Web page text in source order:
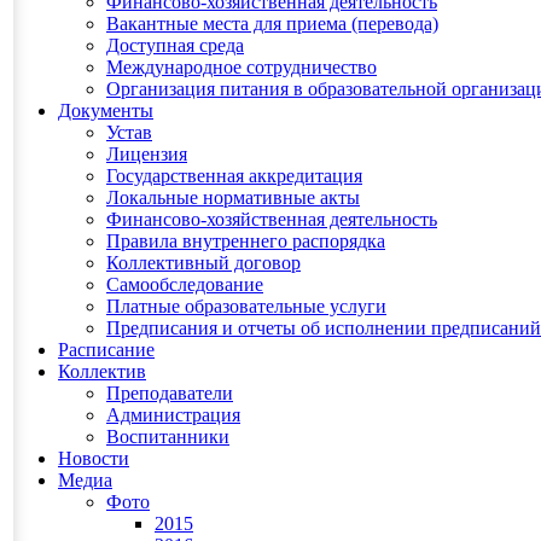
Вакантные места для приема (перевода)
Доступная среда
Международное сотрудничество
Организация питания в образовательной
Документы
Устав
Лицензия
Государственная аккредитация
Локальные нормативные акты
Финансово-хозяйственная деятельность
Правила внутреннего распорядка
Коллективный договор
Самообследование
Платные образовательные услуги
Предписания и отчеты об исполнении предписаний
Расписание
Коллектив
Преподаватели
Администрация
Воспитанники
Новости
Медиа
Фото
2015